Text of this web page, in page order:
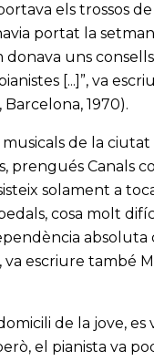
els trossos
portat la
uns
[...]”, va
1970).
de la ciutat
prengués Canals
solament a
cosa molt
absoluta
escriure també
de la jove,
el pianista va